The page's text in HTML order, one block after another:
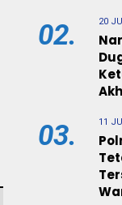
02. 20
03. 11